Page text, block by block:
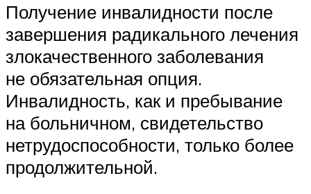
Получение инвалидности после
завершения радикального лечения
злокачественного заболевания
не обязательная опция.
Инвалидность, как и пребывание
на больничном, свидетельство
нетрудоспособности, только более
продолжительной.